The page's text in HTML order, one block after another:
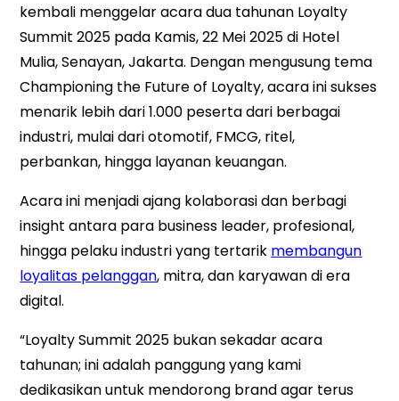
kembali menggelar acara dua tahunan Loyalty
Summit 2025 pada Kamis, 22 Mei 2025 di Hotel
Mulia, Senayan, Jakarta. Dengan mengusung tema
Championing the Future of Loyalty, acara ini sukses
menarik lebih dari 1.000 peserta dari berbagai
industri, mulai dari otomotif, FMCG, ritel,
perbankan, hingga layanan keuangan.
Acara ini menjadi ajang kolaborasi dan berbagi
insight antara para business leader, profesional,
hingga pelaku industri yang tertarik membangun
loyalitas pelanggan, mitra, dan karyawan di era
digital.
“Loyalty Summit 2025 bukan sekadar acara
tahunan; ini adalah panggung yang kami
dedikasikan untuk mendorong brand agar terus